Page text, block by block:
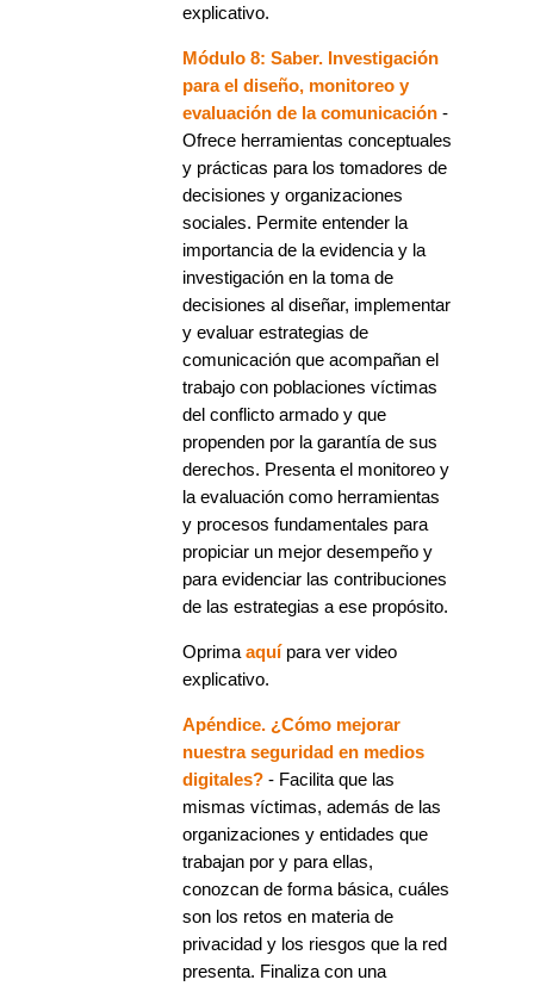
explicativo.
Módulo 8: Saber. Investigación
para el diseño, monitoreo y
evaluación de la comunicación -
Ofrece herramientas conceptuales
y prácticas para los tomadores de
decisiones y organizaciones
sociales. Permite entender la
importancia de la evidencia y la
investigación en la toma de
decisiones al diseñar, implementar
y evaluar estrategias de
comunicación que acompañan el
trabajo con poblaciones víctimas
del conflicto armado y que
propenden por la garantía de sus
derechos. Presenta el monitoreo y
la evaluación como herramientas
y procesos fundamentales para
propiciar un mejor desempeño y
para evidenciar las contribuciones
de las estrategias a ese propósito.
Oprima aquípara ver video
explicativo.
Apéndice. ¿Cómo mejorar
nuestra seguridad en medios
digitales? - Facilita que las
mismas víctimas, además de las
organizaciones y entidades que
trabajan por y para ellas,
conozcan de forma básica, cuáles
son los retos en materia de
privacidad y los riesgos que la red
presenta. Finaliza con una